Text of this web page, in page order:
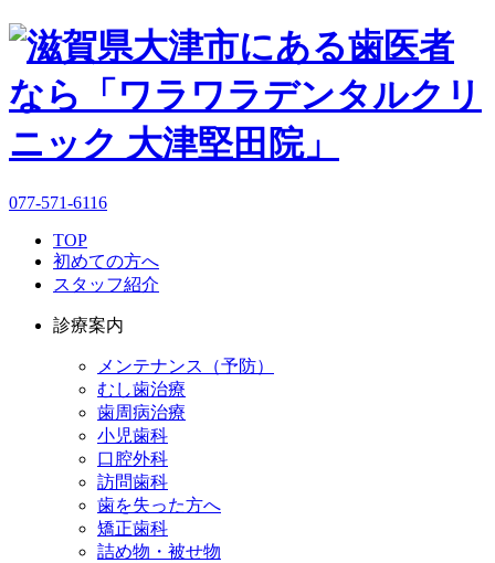
077-571-6116
TOP
初めての方へ
スタッフ紹介
診療案内
メンテナンス（予防）
むし歯治療
歯周病治療
小児歯科
口腔外科
訪問歯科
歯を失った方へ
矯正歯科
詰め物・被せ物